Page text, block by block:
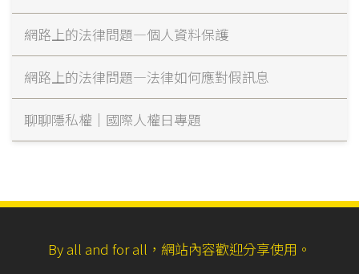
網路上的法律問題—個人資料保護
網路上的法律問題—法律如何應對假訊息
聊聊隱私權｜國際人權日專題
By all and for all，網站內容歡迎分享使用。